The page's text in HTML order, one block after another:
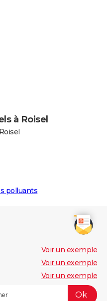
à Roisel
polluants
Voir un exemple
Voir un exemple
Voir un exemple